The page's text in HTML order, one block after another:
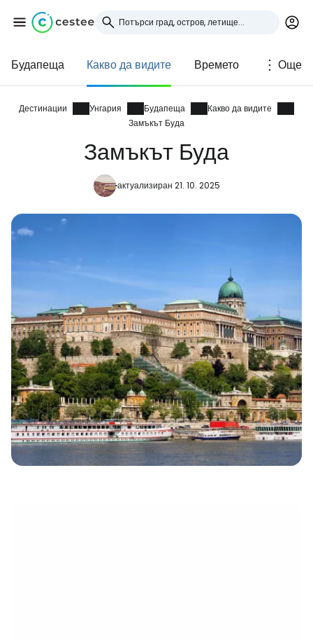
Будапеща Какво да видите Времето Още
Дестинации Унгария Будапеща
Какво да видите
Замъкът Буда
Замъкът Буда
актуализиран 21. 10. 2025
Влезте в Cestee
... световната общност на туристите
Продължете с Google
Продължете с Facebook
Продължете с имейл